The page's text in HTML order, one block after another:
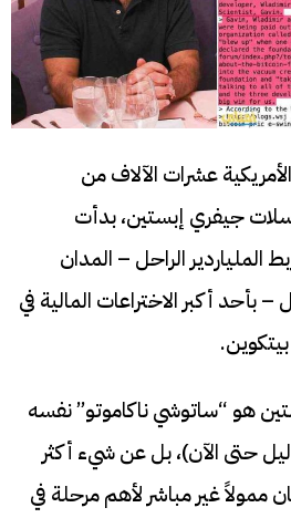
عشرات الآلاف من
جيفري إبستين، بدأت
الراحل – المدان
بأحد أكبر الاختراعات المالية في
هو “ساتوشي ناكاموتو” نفسه
حتى الآن)، بل عن شيء أكثر
ممولاً غير مباشر لأهم مرحلة في